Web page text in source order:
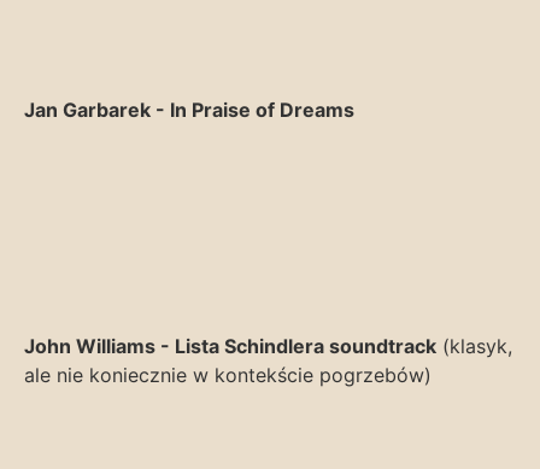
Jan Garbarek - In Praise of Dreams
John Williams - Lista Schindlera soundtrack (klasyk,
ale nie koniecznie w kontekście pogrzebów)